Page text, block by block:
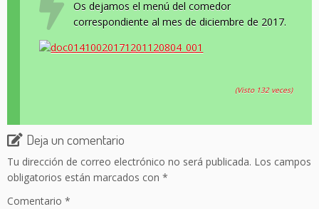
Os dejamos el menú del comedor
correspondiente al mes de diciembre de 2017.
(Visto 132 veces)
Deja un comentario
Tu dirección de correo electrónico no será publicada. Los campos
obligatorios están marcados con *
Comentario *